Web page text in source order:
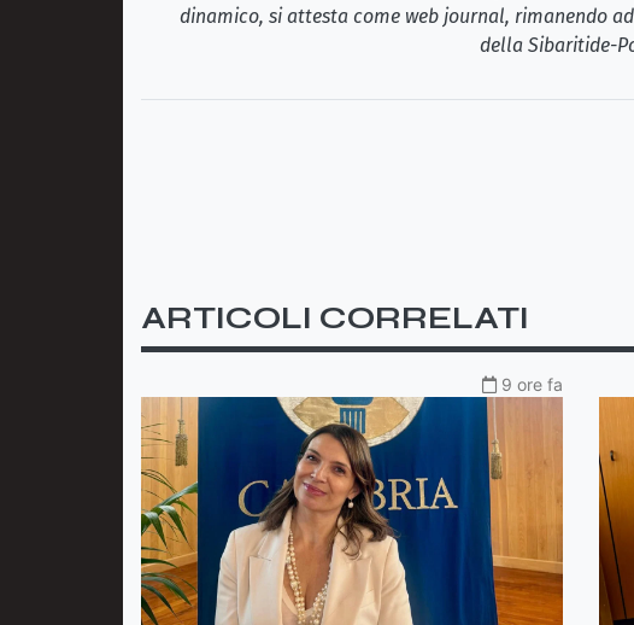
dinamico, si attesta come web journal, rimanendo
della Sibaritide-
ARTICOLI CORRELATI
9 ore fa